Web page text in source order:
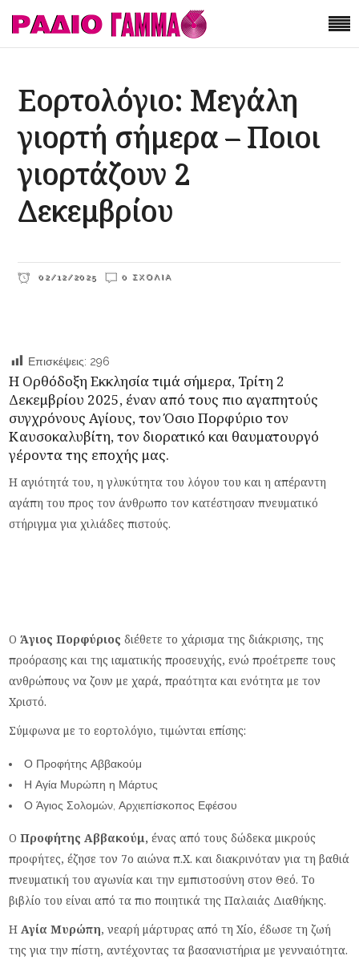
Εορτολόγιο: Μεγάλη
γιορτή σήμερα – Ποιοι
γιορτάζουν 2
Δεκεμβρίου
02/12/2025 0 ΣΧΌΛΙΑ
Επισκέψεις: 296
Η Ορθόδοξη Εκκλησία τιμά σήμερα, Τρίτη 2
Δεκεμβρίου 2025, έναν από τους πιο αγαπητούς
συγχρόνους Αγίους, τον Όσιο Πορφύριο τον
Καυσοκαλυβίτη, τον διορατικό και θαυματουργό
γέροντα της εποχής μας.
Η αγιότητά του, η γλυκύτητα του λόγου του και η απέραντη
αγάπη του προς τον άνθρωπο τον κατέστησαν πνευματικό
στήριγμα για χιλιάδες πιστούς.
ΟΆγιος Πορφύριος διέθετε το χάρισμα της διάκρισης, της
προόρασης και της ιαματικής προσευχής, ενώ προέτρεπε τους
ανθρώπους να ζουν με χαρά, πραότητα και ενότητα με τον
Χριστό.
Σύμφωνα με το εορτολόγιο, τιμώνται επίσης:
Ο Προφήτης Αββακούμ
Η Αγία Μυρώπη η Μάρτυς
Ο Άγιος Σολομών, Αρχιεπίσκοπος Εφέσου
ΟΠροφήτης Αββακούμ, ένας από τους δώδεκα μικρούς
προφήτες, έζησε τον 7ο αιώνα π.Χ. και διακρινόταν για τη βαθιά
πνευματική του αγωνία και την εμπιστοσύνη στον Θεό. Το
βιβλίο του είναι από τα πιο ποιητικά της Παλαιάς Διαθήκης.
ΗΑγία Μυρώπη, νεαρή μάρτυρας από τη Χίο, έδωσε τη ζωή
της για την πίστη, αντέχοντας τα βασανιστήρια με γενναιότητα.